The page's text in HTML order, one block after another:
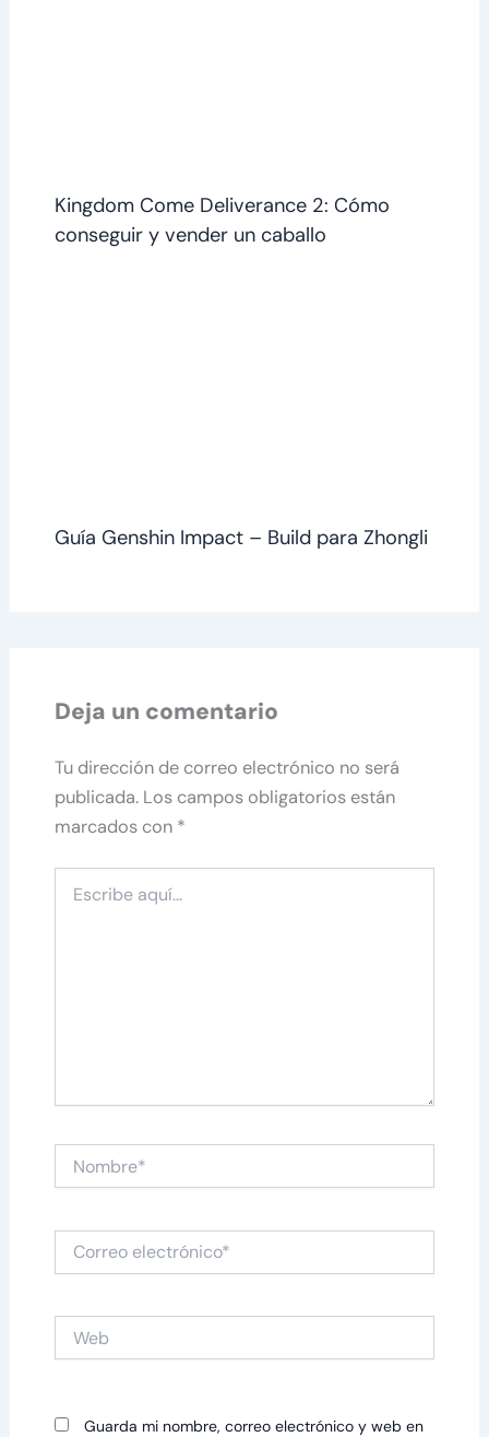
Kingdom Come Deliverance 2: Cómo
conseguir y vender un caballo
Guía Genshin Impact – Build para Zhongli
Deja un comentario
Tu dirección de correo electrónico no será
publicada. Los campos obligatorios están
marcados con *
aquí...
Correo
electrónico*
Guarda mi nombre, correo electrónico y web en